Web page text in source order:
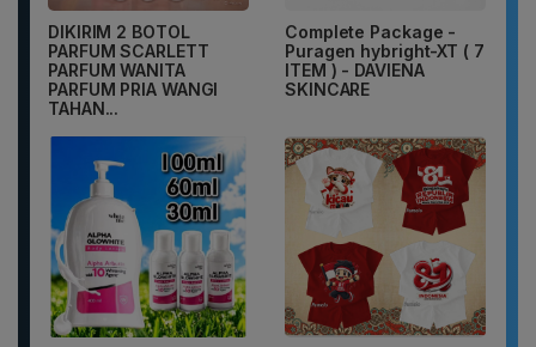
DIKIRIM 2 BOTOL
PARFUM SCARLETT
PARFUM WANITA
PARFUM PRIA WANGI
TAHAN...
Complete Package -
Puragen hybright-XT ( 7
ITEM ) - DAVIENA
SKINCARE